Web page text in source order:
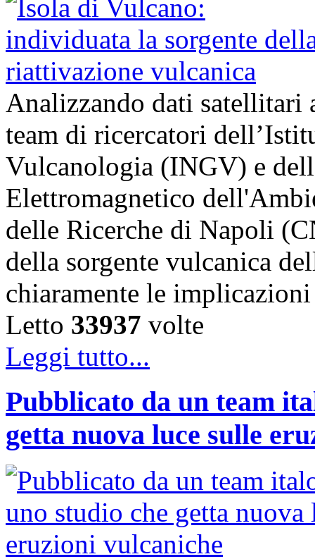
Analizzando dati satellitari
team di ricercatori
Vulcanologia (INGV) e
Elettromagnetico
delle Ricerche di Napoli
della sorgente vulcanica
chiaramente le
Letto 33937 volte
Leggi tutto...
Pubblicato da un team
getta nuova luce sulle